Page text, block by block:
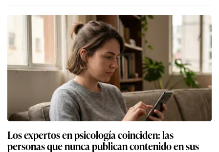
Los expertos en psicología coinciden: las
personas que nunca publican contenido en sus